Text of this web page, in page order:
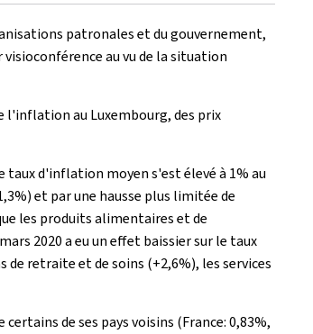
patronales et du gouvernement,
au vu de la situation
l'inflation au Luxembourg, des prix
taux d'inflation moyen s'est élevé à 1% au
et par une hausse plus limitée de
les produits alimentaires et de
2020 a eu un effet baissier sur le taux
retraite et de soins (+2,6%), les services
de ses pays voisins (France: 0,83%,